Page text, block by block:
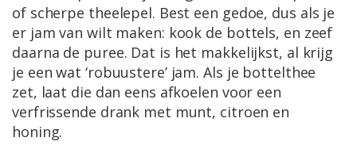
of scherpe theelepel. Best een gedoe, dus als je
er jam van wilt maken: kook de bottels, en zeef
daarna de puree. Dat is het makkelijkst, al krijg
je een wat ‘robuustere’ jam. Als je bottelthee
zet, laat die dan eens afkoelen voor een
verfrissende drank met munt, citroen en
honing.